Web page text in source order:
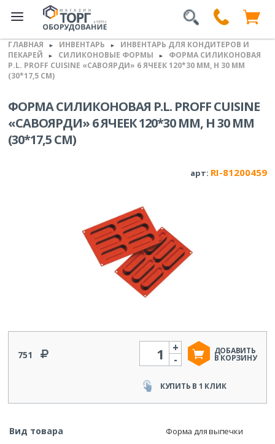
ГЛАВНАЯ ► ИНВЕНТАРЬ ►
ИНВЕНТАРЬ ДЛЯ КОНДИТЕРОВ И
ПЕКАРЕЙ
► СИЛИКОНОВЫЕ ФОРМЫ ►
ФОРМА СИЛИКОНОВАЯ
P.L. PROFF CUISINE «САВОЯРДИ» 6 ЯЧЕЕК 120*30 ММ, H 30 ММ
(30*17,5 СМ)
ФОРМА СИЛИКОНОВАЯ P.L. PROFF CUISINE
«САВОЯРДИ» 6 ЯЧЕЕК 120*30 ММ, H 30 ММ
(30*17,5 СМ)
арт: RI-81200459
751
Количество
-
+ ДОБАВИТЬ
В КОРЗИНУ
КУПИТЬ В 1 КЛИК
Вид товара Форма для выпечки